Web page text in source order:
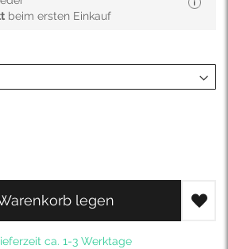
beim ersten Einkauf
legen
ca. 1-3 Werktage